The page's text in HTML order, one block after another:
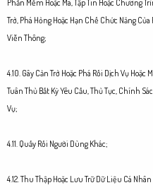
Phần Mềm Hoặc Mã, Tập Tin Hoặc Chương
Trở, Phá Hỏng Hoặc Hạn Chế Chức Năng
Viễn Thông;
4.10. Gây Cản Trở Hoặc Phá Rối Dịch Vụ
Tuân Thủ Bất Kỳ Yêu Cầu, Thủ Tục, Chính
Vụ;
4.11. Quấy Rối Người Dùng Khác;
4.12. Thu Thập Hoặc Lưu Trữ Dữ Liệu Cá